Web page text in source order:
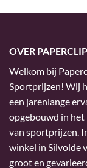
OVER PAPERCLIP
Welkom bij
Sportprijzen! Wij
een jarenlange
opgebouwd in het
van sportprijzen.
winkel in Silvolde
groot en